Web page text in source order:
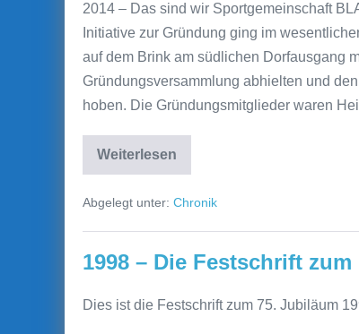
2014 – Das sind wir Sportgemeinschaft
Initiative zur Gründung ging im
auf dem Brink am südlichen Dorfausgang
Gründungsversammlung abhielten und
hoben. Die Gründungsmitglieder waren
Weiterlesen
2014
–
sind
Abgelegt unter: Chronik
1998 – Die Festschrift
Dies ist die Festschrift zum 75. Jubiläum